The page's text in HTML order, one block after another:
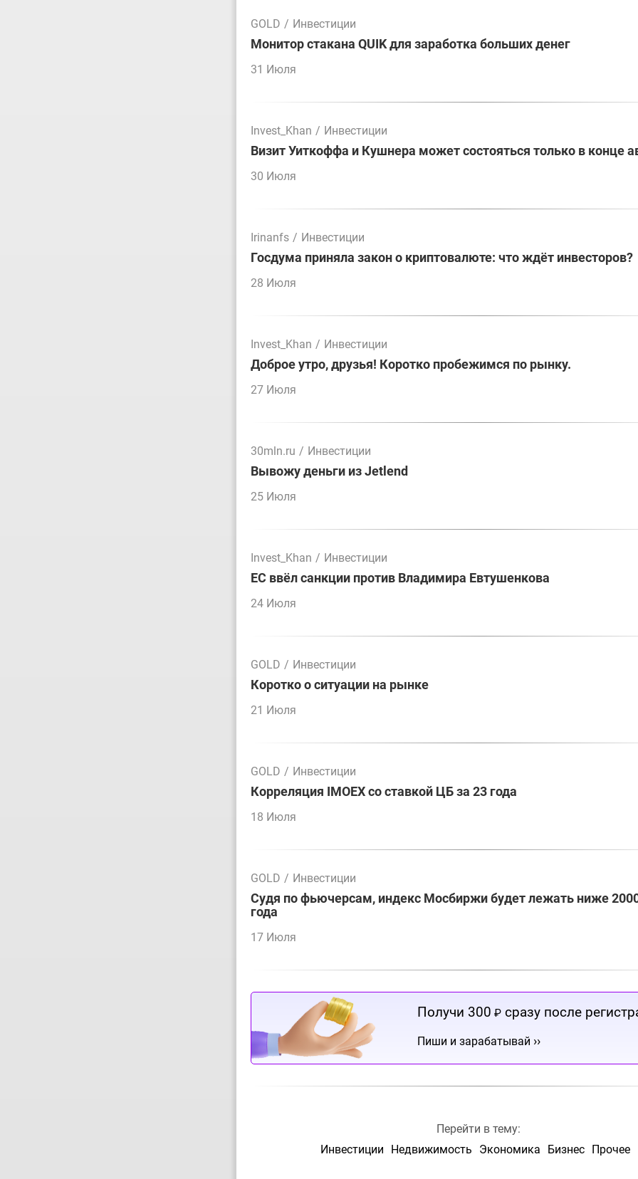
GOLD / Инвестиции
Монитор стакана QUIK для заработка больших денег
31 Июля
Invest_Khan / Инвестиции
Визит Уиткоффа и Кушнера может состояться только в конце
30 Июля
Irinanfs / Инвестиции
Госдума приняла закон о криптовалюте: что ждёт инвесторов?
28 Июля
Invest_Khan / Инвестиции
Доброе утро, друзья! Коротко пробежимся по рынку.
27 Июля
30mln.ru / Инвестиции
Вывожу деньги из Jetlend
25 Июля
Invest_Khan / Инвестиции
ЕС ввёл санкции против Владимира Евтушенкова
24 Июля
GOLD / Инвестиции
Коротко о ситуации на рынке
21 Июля
GOLD / Инвестиции
Корреляция IMOEX со ставкой ЦБ за 23 года
18 Июля
GOLD / Инвестиции
Судя по фьючерсам, индекс Мосбиржи будет лежать ниже
года
17 Июля
Получи 300 ₽ сразу после
Пиши и зарабатывай ››
Перейти в тему:
Инвестиции
Недвижимость Экономика Бизнес Прочее